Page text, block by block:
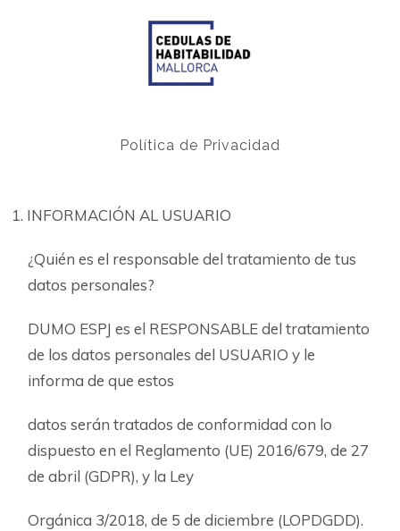
Política de Privacidad
INFORMACIÓN AL USUARIO
¿Quién es el responsable del tratamiento de tus
datos personales?
DUMO ESPJ es el RESPONSABLE del tratamiento
de los datos personales del USUARIO y le
informa de que estos
datos serán tratados de conformidad con lo
dispuesto en el Reglamento (UE) 2016/679, de 27
de abril (GDPR), y la Ley
Orgánica 3/2018, de 5 de diciembre (LOPDGDD).